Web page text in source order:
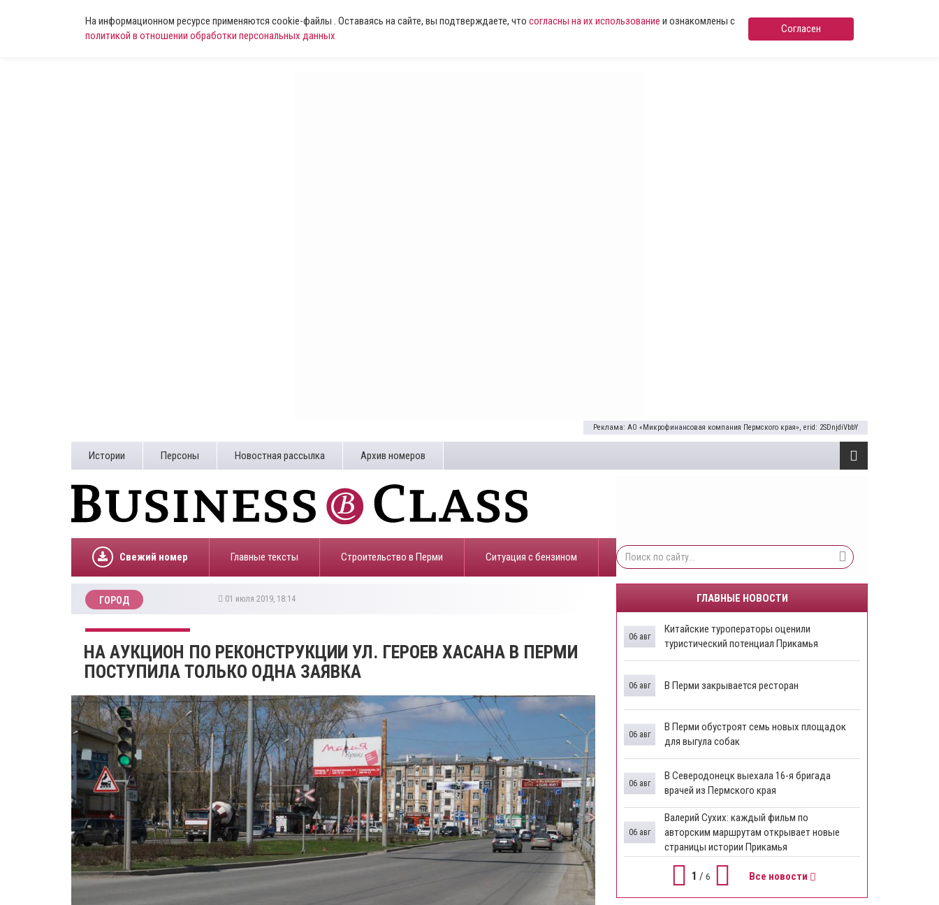
На информационном ресурсе применяются cookie-файлы . Оставаясь на сайте, вы подтверждаете, что согласны на их использование и ознакомлены с
политикой в отношении обработки персональных данных
Согласен
Реклама: АО «Микрофинансовая компания Пермского края», erid: 2SDnjdiVbbY
Истории Персоны Новостная рассылка Архив номеров
Свежий номер Главные тексты Строительство в Перми ​Ситуация с бензином
ГОРОД 01 июля 2019, 18:14
НА АУКЦИОН ПО РЕКОНСТРУКЦИИ УЛ. ГЕРОЕВ ХАСАНА В ПЕРМИ
ПОСТУПИЛА ТОЛЬКО ОДНА ЗАЯВКА
ГЛАВНЫЕ НОВОСТИ
Китайские туроператоры оценили
туристический потенциал Прикамья
06 авг
В Перми закрывается ресторан
06 авг
​В Перми обустроят семь новых площадок
для выгула собак
06 авг
В Северодонецк выехала 16-я бригада
врачей из Пермского края
06 авг
​Валерий Сухих: каждый фильм по
авторским маршрутам открывает новые
страницы истории Прикамья
06 авг
1 / 6 Все новости